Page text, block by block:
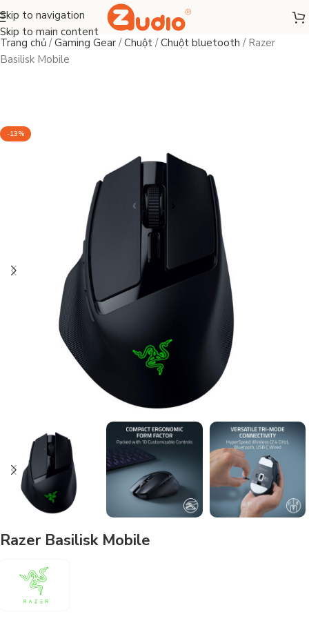
Skip to navigation
Skip to main content
Trang chủ /Gaming Gear /Chuột /Chuột bluetooth / Razer
Basilisk Mobile
-13%
Razer Basilisk Mobile